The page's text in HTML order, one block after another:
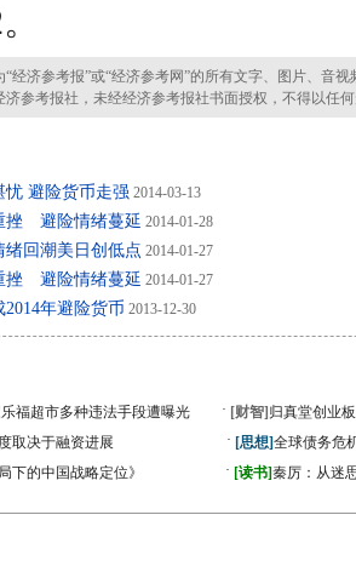
济参考报”或“经济参考网”的所有文字、图片、音视
济参考报社，未经经济参考报社书面授权，不得以任
忧 避险货币走强 2014-03-13
挫 避险情绪蔓延 2014-01-28
绪回潮美日创低点 2014-01-27
挫 避险情绪蔓延 2014-01-27
年避险货币 2013-12-30
福超市多种违法手段遭曝光 · [财智] 归真堂创业
取决于融资进展 · [思想]全球债务危
下的中国战略定位》 · [读书]秦厉：从迷